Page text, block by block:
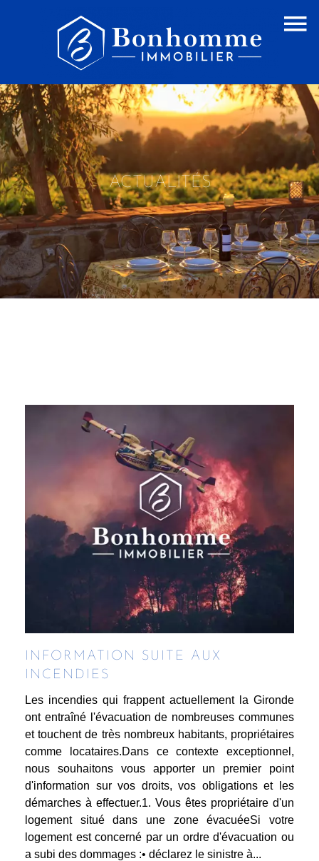
ACTUALITÉS
INFORMATION SUITE AUX
INCENDIES
Les incendies qui frappent actuellement la Gironde
ont entraîné l'évacuation de nombreuses communes
et touchent de très nombreux habitants, propriétaires
comme locataires.Dans ce contexte exceptionnel,
nous souhaitons vous apporter un premier point
d'information sur vos droits, vos obligations et les
démarches à effectuer.1. Vous êtes propriétaire d'un
logement situé dans une zone évacuéeSi votre
logement est concerné par un ordre d'évacuation ou
a subi des dommages :• déclarez le sinistre à...